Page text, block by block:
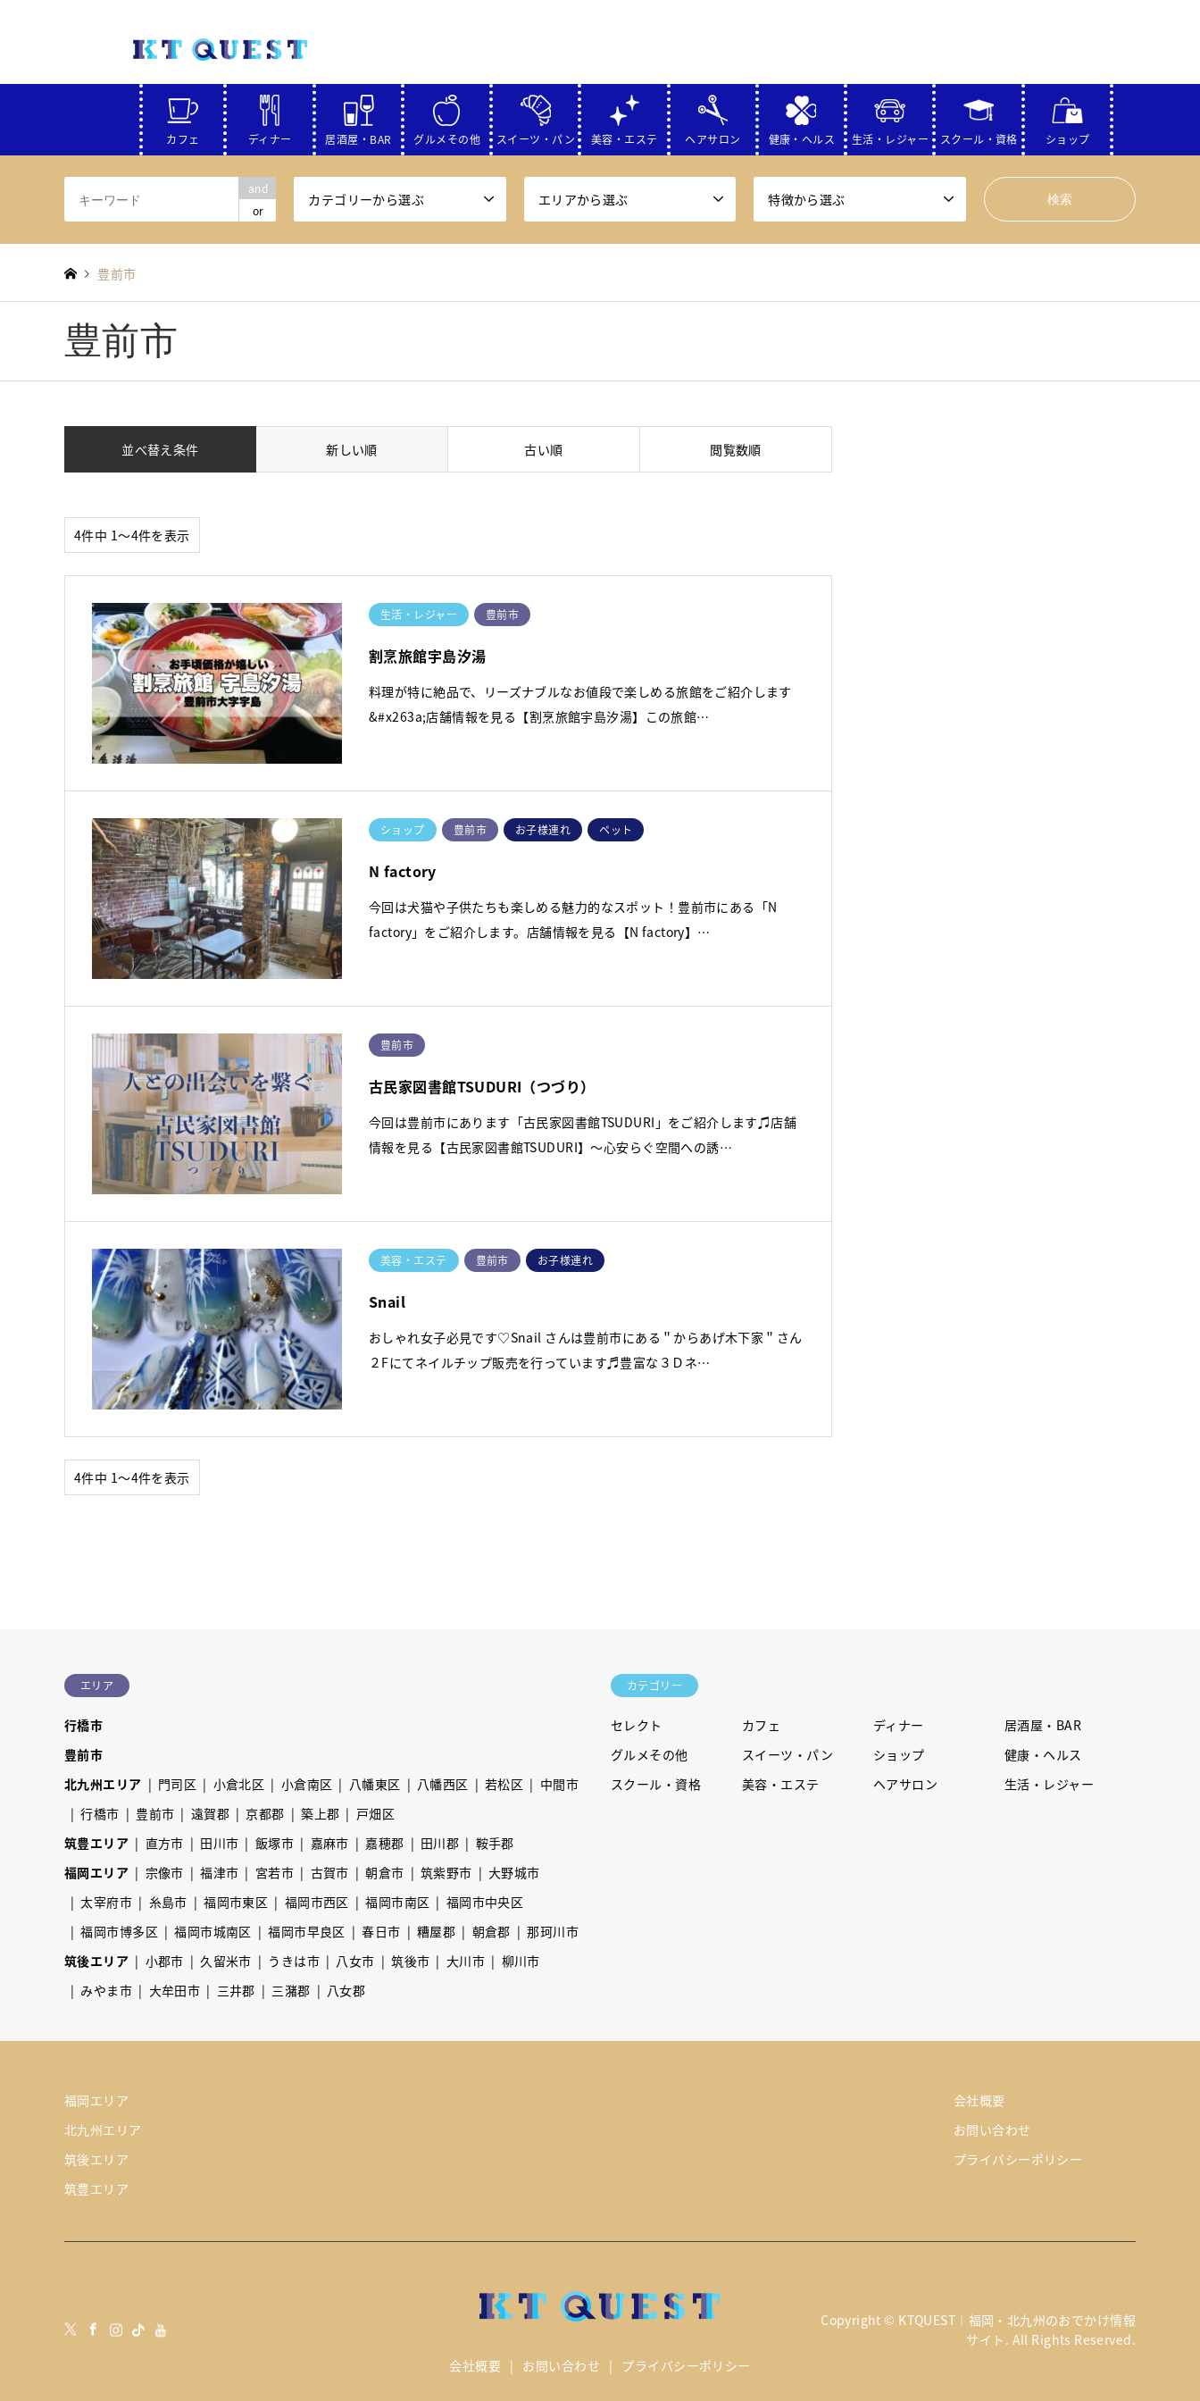
カフェ ディナー 居酒屋・BAR グルメその他 スイーツ・パン 美容・エステ ヘアサロン 健康・ヘルス 生活・レジャー スクール・資格 ショップ
and
or
カテゴリーから選ぶ エリアから選ぶ 特徴から選ぶ
豊前市
豊前市
並べ替え条件 新しい順 古い順 閲覧数順
4件中 1〜4件を表示
生活・レジャー 豊前市
割烹旅館宇島汐湯
料理が特に絶品で、リーズナブルなお値段で楽しめる旅館をご紹介します
&#x263a;店舗情報を見る【割烹旅館宇島汐湯】この旅館…
ショップ 豊前市 お子様連れ ペット
N factory
今回は犬猫や子供たちも楽しめる魅力的なスポット！豊前市にある「N
factory」をご紹介します。店舗情報を見る【N factory】…
豊前市
古民家図書館TSUDURI（つづり）
今回は豊前市にあります「古民家図書館TSUDURI」をご紹介します♫店舗
情報を見る【古民家図書館TSUDURI】～心安らぐ空間への誘…
美容・エステ 豊前市 お子様連れ
Snail
おしゃれ女子必見です♡Snail さんは豊前市にある＂からあげ木下家＂さん
２Fにてネイルチップ販売を行っています♬豊富な３Ｄネ…
4件中 1〜4件を表示
エリア
行橋市
豊前市
北九州エリア
門司区 小倉北区 小倉南区 八幡東区 八幡西区 若松区
中間市
行橋市
豊前市 遠賀郡 京都郡 築上郡
戸畑区
筑豊エリア
直方市 田川市 飯塚市 嘉麻市 嘉穂郡 田川郡
鞍手郡
福岡エリア
宗像市 福津市 宮若市 古賀市 朝倉市 筑紫野市
大野城市
太宰府市
糸島市 福岡市東区 福岡市西区 福岡市南区
福岡市中央区
福岡市博多区
福岡市城南区 福岡市早良区 春日市 糟屋郡 朝倉郡
那珂川市
筑後エリア
小郡市 久留米市 うきは市 八女市 筑後市 大川市
柳川市
みやま市
大牟田市 三井郡 三潴郡 八女郡
カテゴリー
セレクト カフェ ディナー
居酒屋・BAR
グルメその他
スイーツ・パン ショップ
健康・ヘルス
スクール・資格
美容・エステ ヘアサロン 生活・レジャー
福岡エリア
北九州エリア
筑後エリア
筑豊エリア
会社概要
お問い合わせ
プライバシーポリシー
会社概要 お問い合わせ プライバシーポリシー
Copyright © KTQUEST｜福岡・北九州のおでかけ情報
サイト . All Rights Reserved.